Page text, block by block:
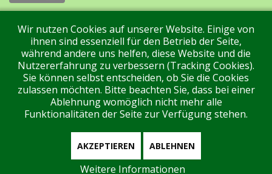
Impressum Datenschutz Über uns Kontakt
Tags Unterstützen Sie uns! Login
Aktuell sind 156 Gäste und keine Mitglieder online
Wir nutzen Cookies auf unserer Website. Einige von
ihnen sind essenziell für den Betrieb der Seite,
während andere uns helfen, diese Website und die
Nutzererfahrung zu verbessern (Tracking Cookies).
Sie können selbst entscheiden, ob Sie die Cookies
zulassen möchten. Bitte beachten Sie, dass bei einer
Ablehnung womöglich nicht mehr alle
Funktionalitäten der Seite zur Verfügung stehen.
AKZEPTIEREN ABLEHNEN
Weitere Informationen